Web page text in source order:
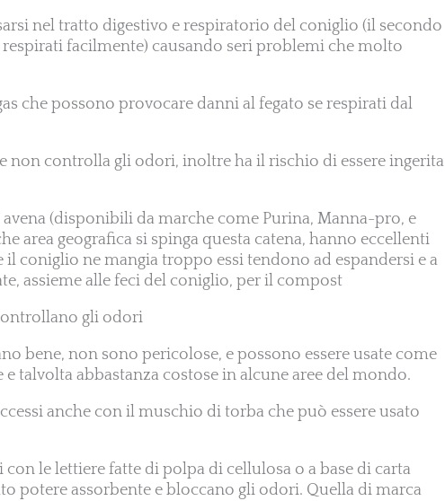
nel tratto digestivo e respiratorio del coniglio (il secondo
respirati facilmente) causando seri problemi che molto
che possono provocare danni al fegato se respirati dal
non controlla gli odori, inoltre ha il rischio di essere ingerita
(disponibili da marche come Purina, Manna-pro, e
area geografica si spinga questa catena, hanno eccellenti
coniglio ne mangia troppo essi tendono ad espandersi e a
assieme alle feci del coniglio, per il compost
gli odori
bene, non sono pericolose, e possono essere usate come
talvolta abbastanza costose in alcune aree del mondo.
anche con il muschio di torba che può essere usato
le lettiere fatte di polpa di cellulosa o a base di carta
potere assorbente e bloccano gli odori. Quella di marca